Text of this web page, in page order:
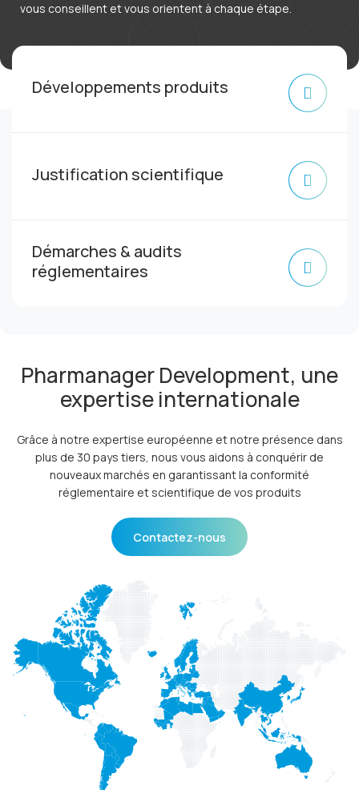
Français
vous conseillent et vous orientent à chaque étape.
Développements produits
Justification scientifique
Démarches & audits
réglementaires
Pharmanager Development, une
expertise internationale
Grâce à notre expertise européenne et notre présence dans
plus de 30 pays tiers, nous vous aidons à conquérir de
nouveaux marchés en garantissant la conformité
réglementaire et scientifique de vos produits
Contactez-nous